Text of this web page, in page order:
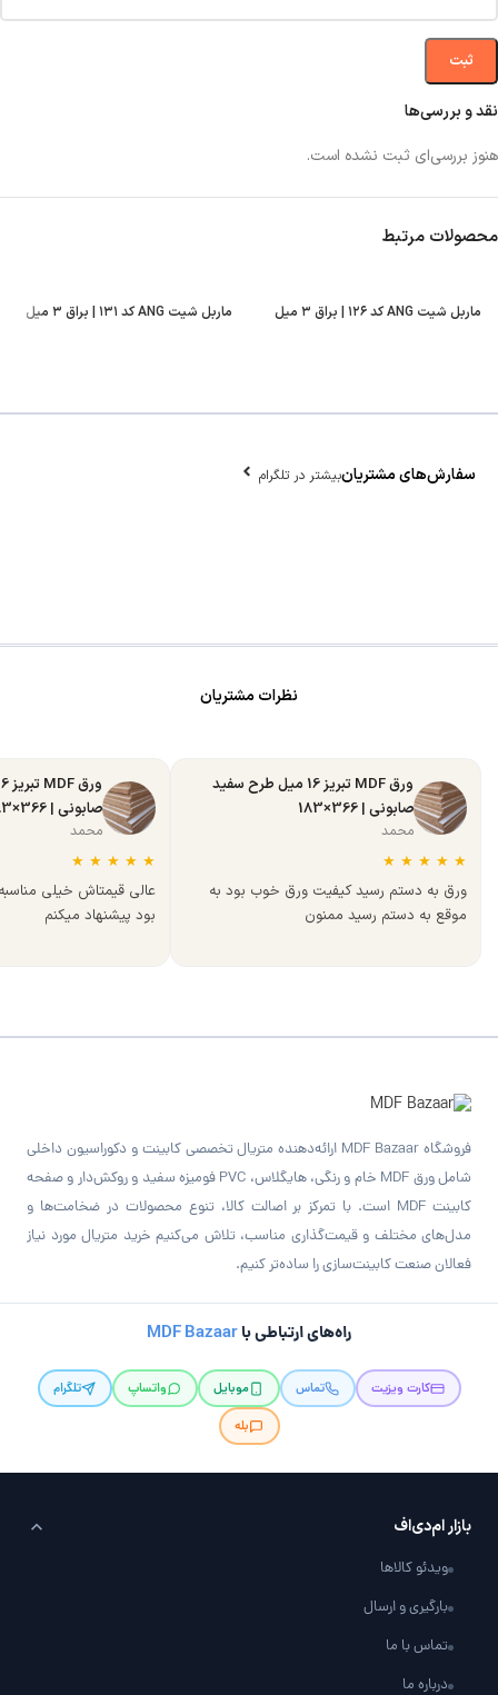
نقد و بررسی‌ها
هنوز بررسی‌ای ثبت نشده است.
محصولات مرتبط
ماربل شیت ANG کد ۱۲۶ | براق ۳ میل ماربل شیت ANG کد ۱۳۱ | براق ۳ میل
سفارش‌های مشتریانبیشتر در تلگرام
نظرات مشتریان
ورق MDF تبریز 16 میل طرح سفید
صابونی | 366×183
محمد
★
★
★
★
★
ورق به دستم رسید کیفیت ورق خوب بود به
موقع به دستم رسید ممنون
صابونی | 366×183
محمد
★
★
★
★
★
عالی قیمتاش خیلی
بود پیشنهاد میکنم
فروشگاه MDF Bazaar ارائه‌دهنده متریال تخصصی کابینت و دکوراسیون داخلی
شامل ورق MDF خام و رنگی، هایگلاس، PVC فومیزه سفید و روکش‌دار و صفحه
کابینت MDF است. با تمرکز بر اصالت کالا، تنوع محصولات در ضخامت‌ها و
مدل‌های مختلف و قیمت‌گذاری مناسب، تلاش می‌کنیم خرید متریال مورد نیاز
فعالان صنعت کابینت‌سازی را ساده‌تر کنیم.
راه‌های ارتباطی باMDF Bazaar
کارت ویزیت تماس موبایل واتساپ
تلگرام
بله
بازار ام‌دی‌اف
ویدئو کالاها
بارگیری و ارسال
تماس با ما
درباره ما